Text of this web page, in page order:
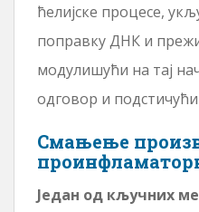
ћелијске процесе,
поправку ДНК и
модулишући на тај
одговор и
Смањење
Један од кључних